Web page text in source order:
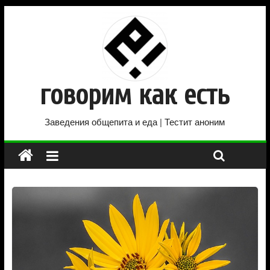
говорим как есть
Заведения общепита и еда | Тестит аноним